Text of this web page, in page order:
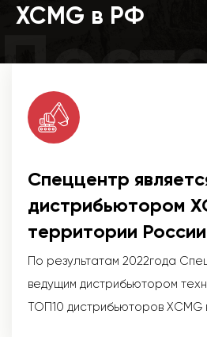
XCMG в РФ
Спеццентр
дистрибьютором
территории России
По результатам 2022года
ведущим дистрибьютором
ТОП10 дистрибьюторов XCMG